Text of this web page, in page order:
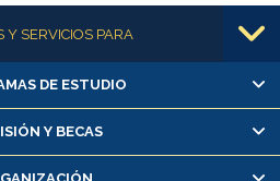
Y SERVICIOS PARA
y exalumnas/os
en línea
de asignaturas
DE ESTUDIO
Y BECAS